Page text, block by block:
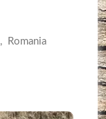
, Romania